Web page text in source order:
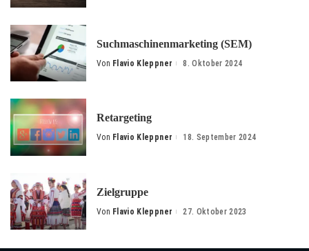
Suchmaschinenmarketing (SEM)
Posted
Von Flavio Kleppner 8. Oktober 2024
Retargeting
Posted
Von Flavio Kleppner 18. September 2024
Zielgruppe
Posted
Von Flavio Kleppner 27. Oktober 2023